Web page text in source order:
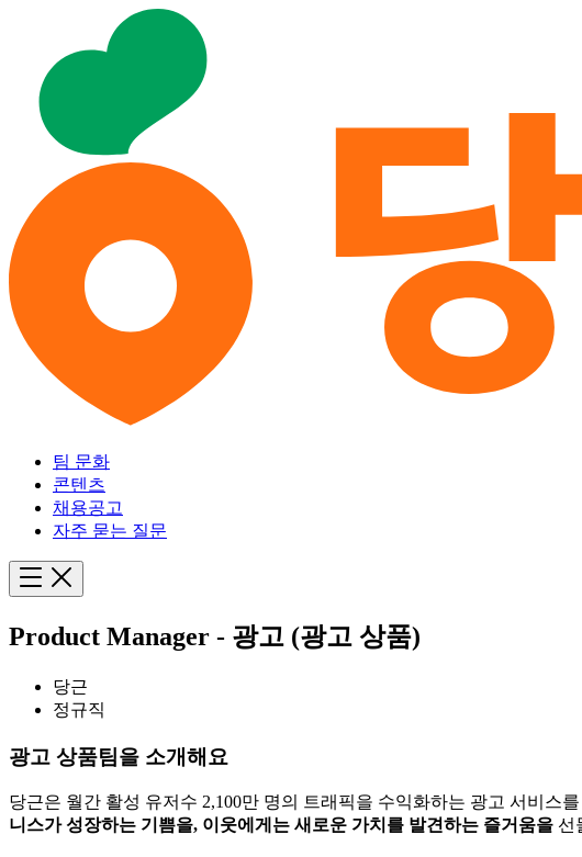
팀 문화
콘텐츠
채용공고
자주 묻는 질문
Product Manager - 광고 (광고 상품)
당근
정규직
광고 상품팀을 소개해요
당근은 월간 활성 유저수 2,100만 명의 트래픽을 수익화하는 광고 서비
니스가 성장하는 기쁨을, 이웃에게는 새로운 가치를 발견하는 즐거움을 선